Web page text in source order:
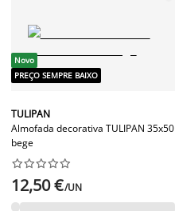
Novo
PREÇO SEMPRE BAIXO
TULIPAN
Almofada decorativa TULIPAN 35x50
bege






12,50 €/UN